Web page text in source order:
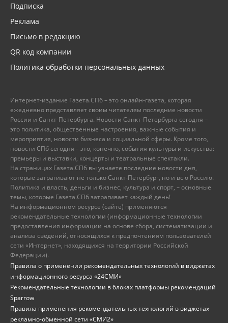
Подписка
Реклама
Письмо в редакцию
QR код компании
Политика обработки персональных данных
Интернет-издание Газета.СПб – это онлайн-газета, которая
ежедневно представляет своим читателям последние новости
России и Санкт-Петербурга. Новости Санкт-Петербурга сегодня –
это политика, общественные настроения, важные события и
мероприятия, новости бизнеса и социальной сферы. Кроме того,
новости СПб сегодня – это, конечно, события культуры и искусства:
премьеры и выставки, концерты и театральные спектакли.
На страницах Газета.СПб вы узнаете последние новости дня,
которые затрагивают не только Санкт-Петербург, но и всю Россию.
Политика и власть, деньги и бизнес, культура и спорт, – основные
темы, которые Газета.СПб затрагивает каждый день!
На информационном ресурсе (сайте) применяются
рекомендательные технологии (информационные технологии
предоставления информации на основе сбора, систематизации и
анализа сведений, относящихся к предпочтениям пользователей
сети «Интернет», находящихся на территории Российской
Федерации).
Правила о применении рекомендательных технологий в виджетах
информационного ресурса «24СМИ»
Рекомендательные технологии в блоках платформы рекомендаций
Sparrow
Правила применения рекомендательных технологий в виджетах
рекламно-обменной сети «СМИ2»